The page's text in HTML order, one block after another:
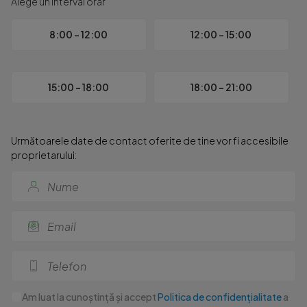
8:00 - 12:00 12:00 - 15:00
15:00 - 18:00 18:00 - 21:00
Următoarele date de contact oferite de tine vor fi accesibile
proprietarului:
Am luat la cunoștință și acceptPolitica de confidențialitatea